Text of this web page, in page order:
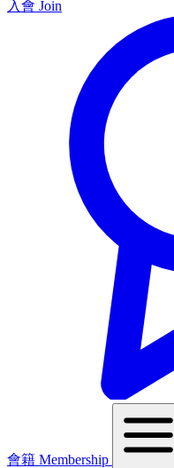
入會 Join
會籍 Membership